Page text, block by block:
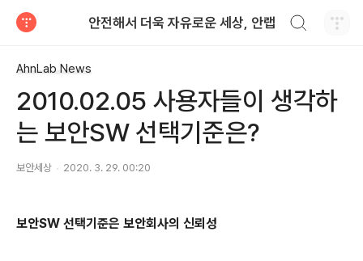
안전해서 더욱 자유로운 세상, 안랩
AhnLab News
2010.02.05 사용자들이 생각하
는 보안SW 선택기준은?
보안세상 2020. 3. 29. 00:20
보안SW 선택기준은 보안회사의 신뢰성